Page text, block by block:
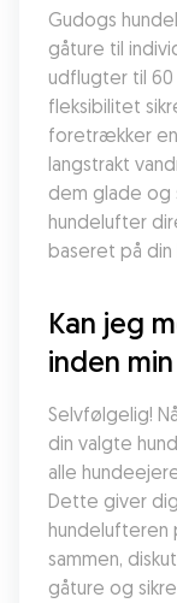
Gudogs
gåture til
udflugter til
fleksibilitet
foretrækker en
langstrakt
dem glade og
hundelufter
baseret på din
Kan jeg
inden
Selvfølgelig!
din valgte
alle
Dette giver
hundelufteren
sammen,
gåture og